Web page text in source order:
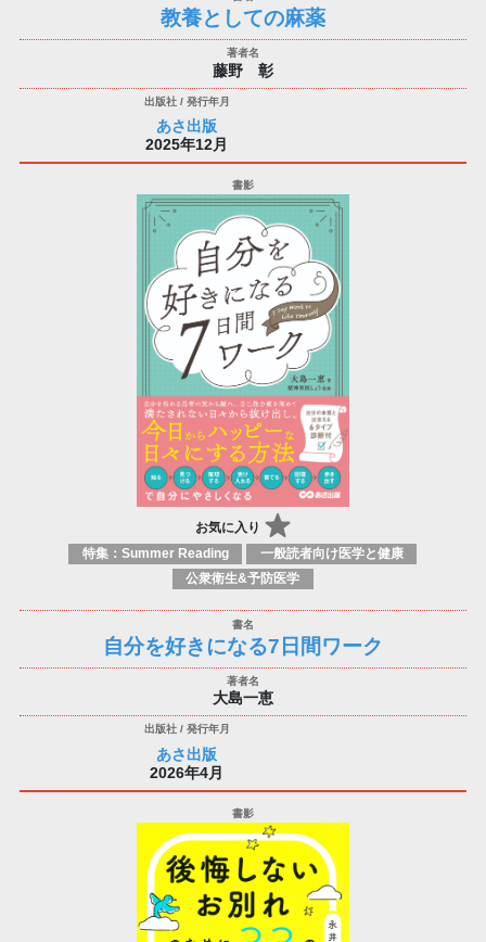
教養としての麻薬
藤野 彰
あさ出版
2025年12月
お気に入り
特集：Summer Reading
一般読者向け医学と健康
公衆衛生&予防医学
自分を好きになる7日間ワーク
大島一恵
あさ出版
2026年4月